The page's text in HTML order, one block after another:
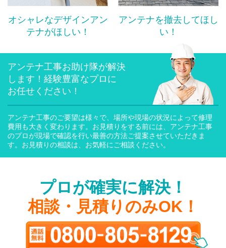
オシャレなデザインアン
テナがほしい！
アンテナを撤去してほし
い！
アンテナ工事お助け隊が解決
します！経験豊富なプロに
お任せください！
アンテナ工事のご要望は様々で、場所や現場の状況によって修理
費用も大きく変わります。お見積りをする前には、アンテナ工事
のプロが現場で確認を行い最善の方法ご提案させていただきま
す。お見積りの相談は、お気軽にご相談ください。
プロが確実に解決！
相談・見積りのみOK！